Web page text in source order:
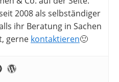
2008 als selbständiger
ihr Beratung in Sachen
gerne kontaktieren🙂